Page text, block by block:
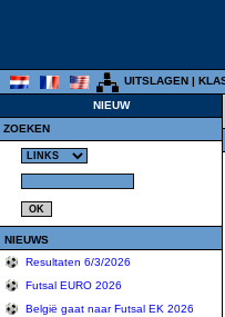
UITSLAGEN |
NIEUW
ZOEKEN
NIEUWS
Resultaten 6/3/2026
Futsal EURO 2026
België gaat naar Futsal EK 2026